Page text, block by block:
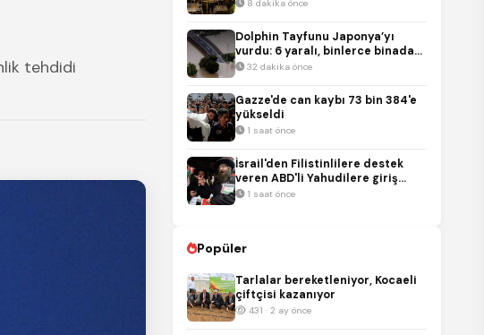
tehdidi
8 dakika önce
Dolphin Tayfunu Japonya’yı
vurdu: 6 yaralı, binlerce binada
elektrik kesildi
32 dakika önce
Gazze'de can kaybı 73 bin 384'e
yükseldi
1 saat önce
İsrail'den Filistinlilere destek
veren ABD'li Yahudilere giriş
engeli
1 saat önce
Popüler
Tarlalar bereketleniyor, Kocaeli
çiftçisi kazanıyor
431 · 2 ay önce